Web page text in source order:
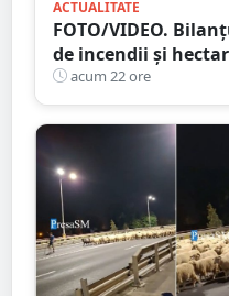
ACTUALITATE
FOTO/VIDEO.
de incendii și
județul Satu Mare
acum 22 ore